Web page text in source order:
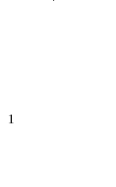
1